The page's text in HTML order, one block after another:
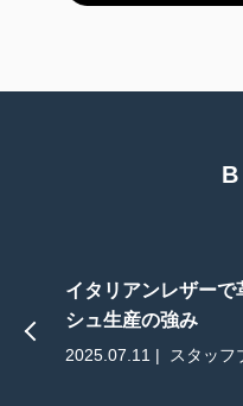
イタリアンレザー
シュ生産の強み
2025.07.11 | スタッフ